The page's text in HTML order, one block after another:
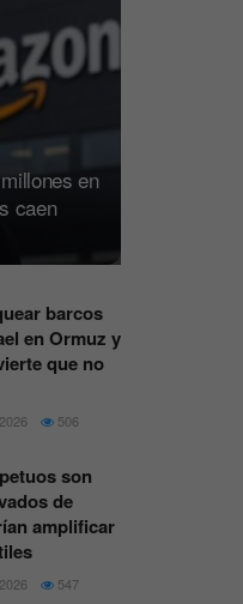
en
caen
barcos
en Ormuz y
que no
506
son
de
amplificar
547